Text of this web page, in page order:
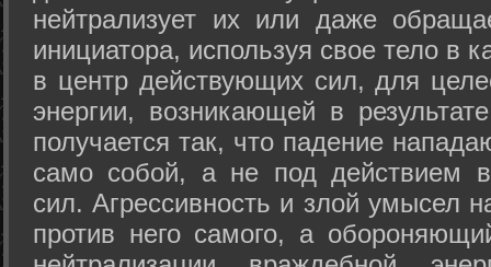
нейтрализует их или даже
инициатора, используя свое тело в
в центр действующих сил, для
энергии, возникающей в
получается так, что падение
само собой, а не под действием
сил. Агрессивность и злой умысел
против него самого, а